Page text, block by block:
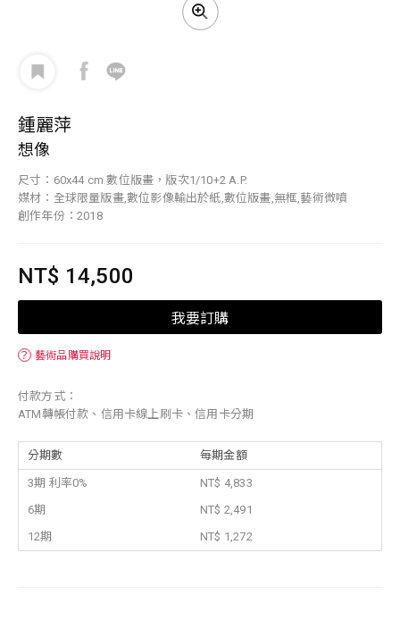
鍾麗萍
想像
尺寸：60x44 cm 數位版畫，版次1/10+2 A.P.
媒材：全球限量版畫,數位影像輸出於紙,數位版畫,無框,藝術微噴
創作年份：2018
NT$ 14,500
我要訂購
？ 藝術品購買說明
付款方式：
ATM轉帳付款、信用卡線上刷卡、信用卡分期
分期數 每期金額
3期 利率0%
NT$ 4,833
6期
NT$ 2,491
12期
NT$ 1,272